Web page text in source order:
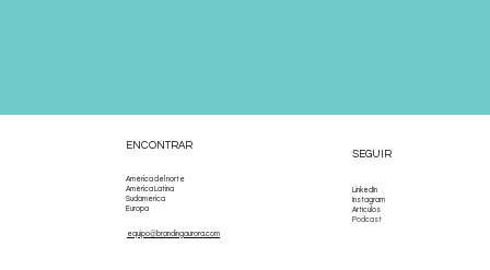
ENCONTRAR
América del norte
América Latina
Sudamerica
Europa
equipo@brandingaurora.com
SEGUIR
LinkedIn
Instagram
Artículos
Podcast